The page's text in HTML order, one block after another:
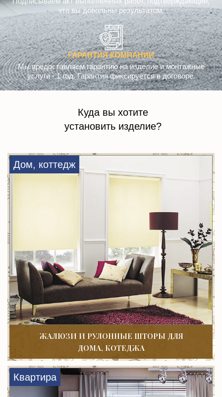
что вы довольны результатом.
ГАРАНТИЯ КОМПАНИИ
Мы предоставляем гарантию на изделие и монтажные
услуги - 1 год. Гарантия фиксируется в договоре.
Куда вы хотите
установить изделие?
Дом, коттедж
ЖАЛЮЗИ И РУЛОННЫЕ ШТОРЫ ДЛЯ
ДОМА, КОТЕДЖА
Квартира